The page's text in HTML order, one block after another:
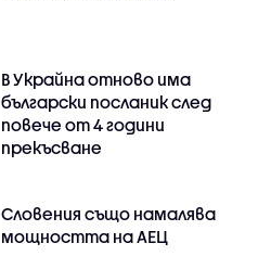
В Украйна отново има
български посланик след
повече от 4 години
прекъсване
Словения също намалява
мощността на АЕЦ